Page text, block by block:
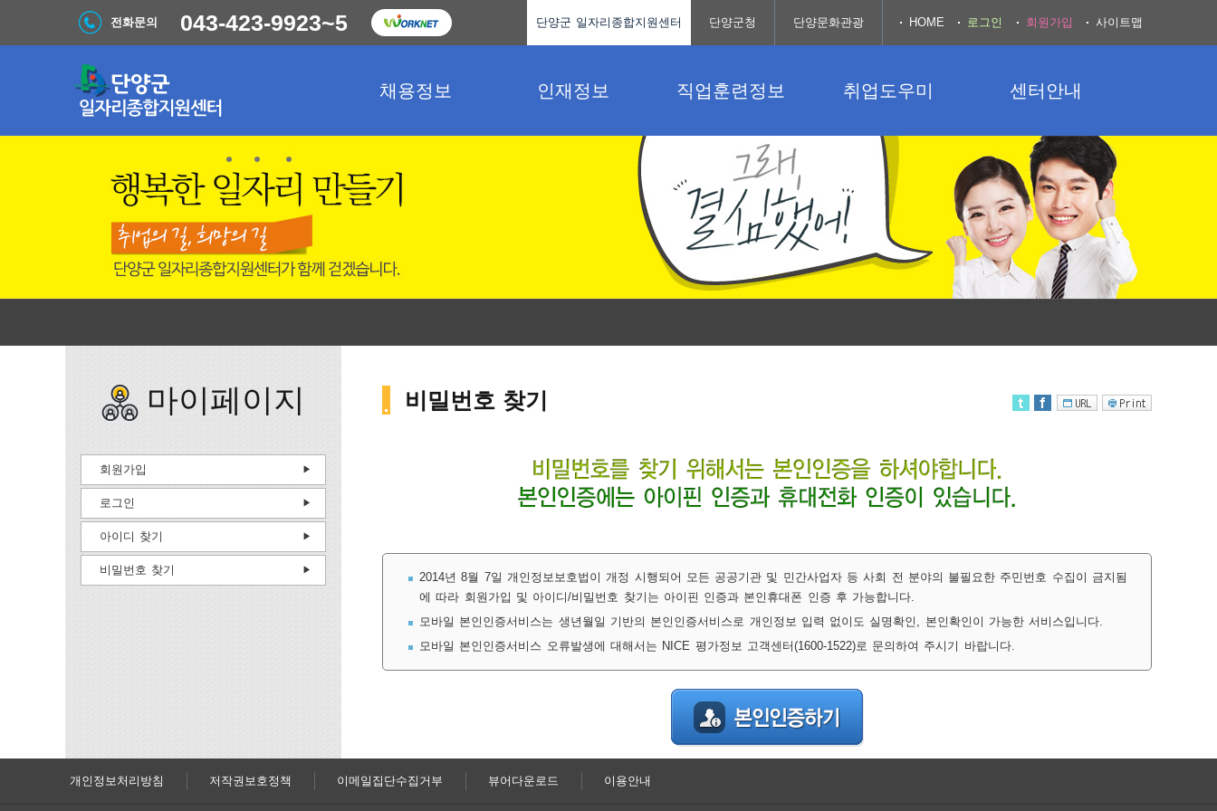
채용정보 인재정보 직업훈련정보 취업도우미 센터안내
전화문의 043-423-9923~5 단양군 일자리종합지원센터 단양군청 단양문화관광 HOME 로그인 회원가입 사이트맵
비밀번호 찾기
2014년 8월 7일 개인정보보호법이 개정 시행되어 모든 공공기관 및 민간사업자 등 사회 전 분야의 불필요한 주민번호 수집이 금지됨
에 따라 회원가입 및 아이디/비밀번호 찾기는 아이핀 인증과 본인휴대폰 인증 후 가능합니다.
모바일 본인인증서비스는 생년월일 기반의 본인인증서비스로 개인정보 입력 없이도 실명확인, 본인확인이 가능한 서비스입니다.
모바일 본인인증서비스 오류발생에 대해서는 NICE 평가정보 고객센터(1600-1522)로 문의하여 주시기 바랍니다.
마이페이지
회원가입
로그인
아이디 찾기
비밀번호 찾기
개인정보처리방침 저작권보호정책 이메일집단수집거부 뷰어다운로드 이용안내